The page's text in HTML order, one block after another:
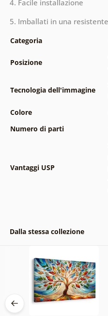
4. Facile installazione
5. Imballati in una
Categoria
Posizione
Tecnologia dell'immagine
Colore
Numero di parti
Vantaggi USP
Dalla stessa collezione